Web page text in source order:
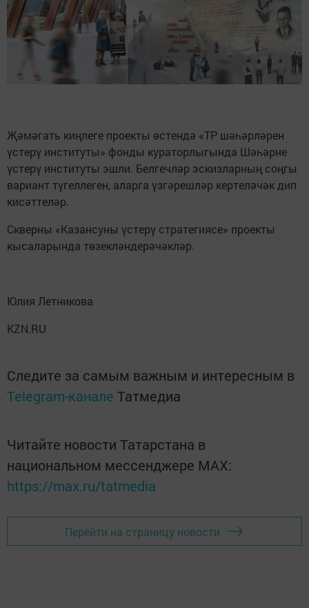
Җәмәгать киңлеге проекты өстендә «ТР шәһәрләрен
үстерү институты» фонды кураторлыгында Шәһәрне
үстерү институты эшли. Белгечләр эскизларның соңгы
вариант түгеллеген, аларга үзгәрешләр кертеләчәк дип
кисәттеләр.
Скверны «Казансуны үстерү стратегиясе» проекты
кысаларында төзекләндерәчәкләр.
Юлия Летникова
KZN.RU
Следите за самым важным и интересным в
Telegram-канале Татмедиа
Читайте новости Татарстана в
национальном мессенджере MАХ:
https://max.ru/tatmedia
Перейти на страницу новости